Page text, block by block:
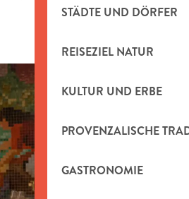
STÄDTE UND DÖRFER
REISEZIEL NATUR
KULTUR UND ERBE
PROVENZALISCHE
GASTRONOMIE